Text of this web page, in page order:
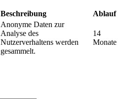
Beschreibung Ablauf
Anonyme Daten zur
Analyse des
Nutzerverhaltens werden
gesammelt.
14
Monate